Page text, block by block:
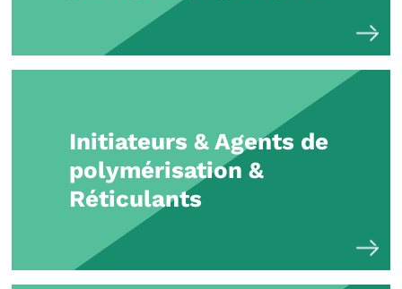
Initiateurs & Agents de
polymérisation &
Réticulants